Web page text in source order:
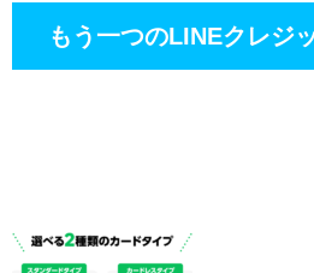
もう一つのLINEクレジ